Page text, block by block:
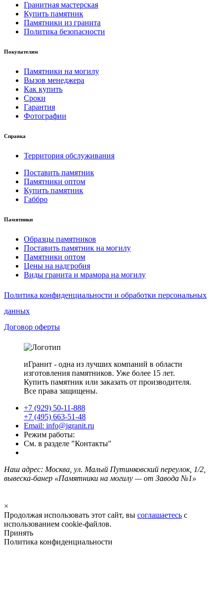
Гранитная мастерская
Купить памятник
Памятники из гранита
Политика безопасности
Покупателям
Памятники на могилу
Вызов менеджера
Как купить
Сроки
Гарантия
Фотографии
Справка
Территория обслуживания
Поставить памятник
Памятники оптом
Купить памятник
Габбро
Памятники
Образцы памятников
Поставить памятник на могилу
Памятники оптом
Цены на надгробия
Виды гранита и мрамора на могилу
Политика конфиденциальности и обработки персональных
данных
Договор оферты
иГранит - одна из лучших компаний в области
изготовления памятников. Уже более 15 лет.
Купить памятник или заказать от производителя.
Все права защищены.
+7 (929) 50-11-888
+7 (495) 663-51-48
Email: info@igranit.ru
Режим работы:
См. в разделе "Контакты"
Наш адрес: Москва, ул. Малый Путинковский переулок, 1/2,
вывеска-банер «Памятники на могилу — от Завода №1»
×
Продолжая использовать этот сайт, вы соглашаетесь с
использованием cookie-файлов.
Принять
Политика конфиденциальности